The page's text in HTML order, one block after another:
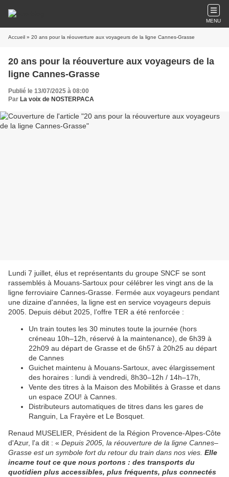
MENU
Accueil » 20 ans pour la réouverture aux voyageurs de la ligne Cannes-Grasse
20 ans pour la réouverture aux voyageurs de la
ligne Cannes-Grasse
Publié le 13/07/2025 à 08:00
Par La voix de NOSTERPACA
Lundi 7 juillet, élus et représentants du groupe SNCF se sont
rassemblés à Mouans-Sartoux pour célébrer les vingt ans de la
ligne ferroviaire Cannes-Grasse. Fermée aux voyageurs pendant
une dizaine d'années, la ligne est en service voyageurs depuis
2005. Depuis début 2025, l’offre TER a été renforcée :
Un train toutes les 30 minutes toute la journée (hors
créneau 10h–12h, réservé à la maintenance), de 6h39 à
22h09 au départ de Grasse et de 6h57 à 20h25 au départ
de Cannes
Guichet maintenu à Mouans-Sartoux, avec élargissement
des horaires : lundi à vendredi, 8h30–12h / 14h–17h,
Vente des titres à la Maison des Mobilités à Grasse et dans
un espace ZOU! à Cannes.
Distributeurs automatiques de titres dans les gares de
Ranguin, La Frayère et Le Bosquet.
Renaud MUSELIER, Président de la Région Provence-Alpes-Côte
d'Azur, l'a dit : « Depuis 2005, la réouverture de la ligne Cannes–
Grasse est un symbole fort du retour du train dans nos vies. Elle
incarne tout ce que nous portons : des transports du
quotidien plus accessibles, plus fréquents, plus connectés